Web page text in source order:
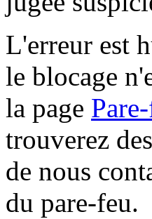
L'erreur est
le blocage
la page
trouverez
de nous
du pare-feu.